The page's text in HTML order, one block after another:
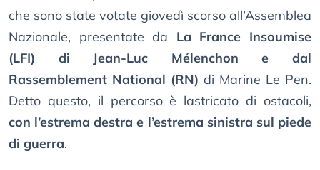
che sono state votate giovedì scorso all’Assemblea
Nazionale, presentate da La France Insoumise
(LFI) di Jean-Luc Mélenchon e dal
Rassemblement National (RN) di Marine Le Pen.
Detto questo, il percorso è lastricato di ostacoli,
con l’estrema destra e l’estrema sinistra sul piede
di guerra.